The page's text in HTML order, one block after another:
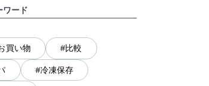
ワード
買い物 #比較
#冷凍保存